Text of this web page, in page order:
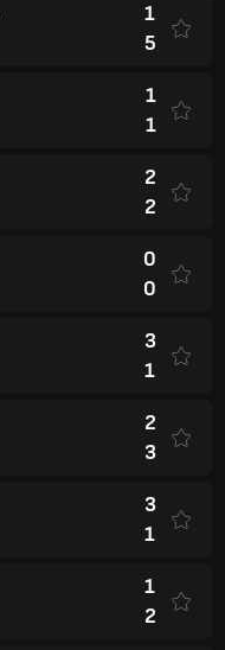
1
5
1
1
2
2
0
0
3
1
2
3
3
1
1
2